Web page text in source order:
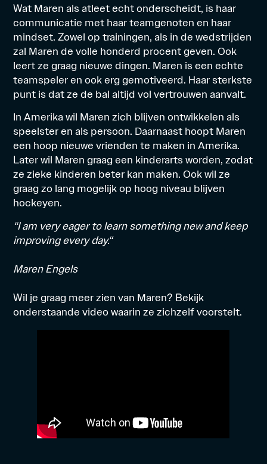
Wat Maren als atleet echt onderscheidt, is haar
communicatie met haar teamgenoten en haar
mindset. Zowel op trainingen, als in de wedstrijden
zal Maren de volle honderd procent geven. Ook
leert ze graag nieuwe dingen. Maren is een echte
teamspeler en ook erg gemotiveerd. Haar sterkste
punt is dat ze de bal altijd vol vertrouwen aanvalt.
In Amerika wil Maren zich blijven ontwikkelen als
speelster en als persoon. Daarnaast hoopt Maren
een hoop nieuwe vrienden te maken in Amerika.
Later wil Maren graag een kinderarts worden, zodat
ze zieke kinderen beter kan maken. Ook wil ze
graag zo lang mogelijk op hoog niveau blijven
hockeyen.
“I am very eager to learn something new and keep
improving every day.“
Maren Engels
Wil je graag meer zien van Maren? Bekijk
onderstaande video waarin ze zichzelf voorstelt.